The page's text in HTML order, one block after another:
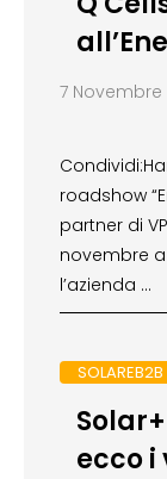
7 Novembre
roadshow
partner di
novembre
l’azienda …
SOLAREB2B
ecco i